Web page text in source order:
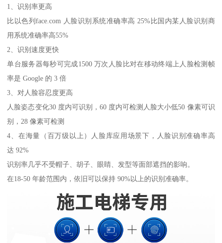
1、识别率更高
比以色列face.com 人脸识别系统准确率高 25%比国内某人脸识别商
用系统准确率高55%
2、识别速度更快
单台服务器每秒可完成1500 万次人脸比对在移动终端上人脸检测帧
率是 Google 的 3 倍
3、对人脸容忍度更高
人脸姿态变化30 度内可识别，60 度内可检测人脸大小低50 像素可识
别，28 像素可检测
4、在海量（百万级以上）人脸库应用场景下，人脸识别准确率高
达 92%
识别率几乎不受帽子、胡子、眼睛、发型等面部遮挡的影响。
在18-50 年龄范围内，依旧可以保持 90%以上的识别准确率。